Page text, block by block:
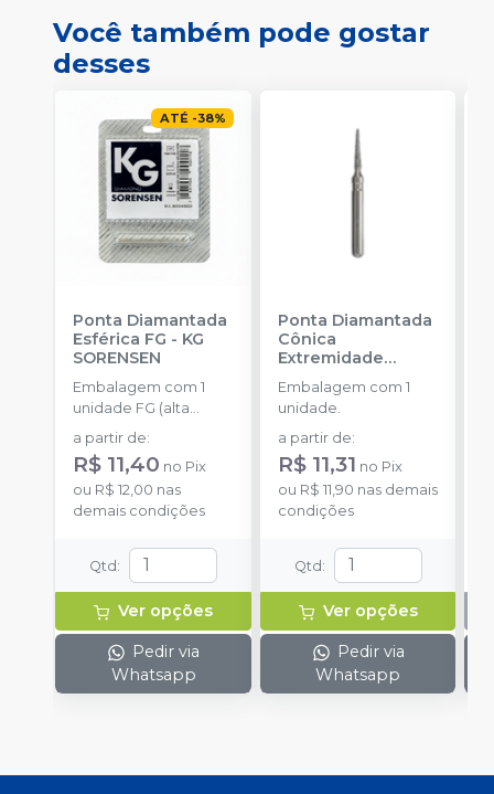
Você também pode gostar
desses
ATÉ -38%
Ponta Diamantada
Esférica FG - KG
SORENSEN
Embalagem com 1
unidade FG (alta
rotação).
a partir de:
R$ 11,40 no Pix
ou R$ 12,00 nas
demais condições
Qtd :
Ver opções
Pedir via
Whatsapp
Ponta Diamantada
Cônica
Extremidade
Arredondada FG
KG SORENSEN
Embalagem com 1
unidade.
a partir de:
R$ 11,31 no Pix
ou R$ 11,90 nas demais
condições
Qtd :
Ver opções
Pedir via
Whatsapp